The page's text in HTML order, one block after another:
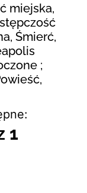
miejska,
Śmierć,
;
1